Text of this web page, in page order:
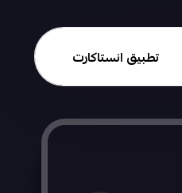
تطبيق انستاكارت